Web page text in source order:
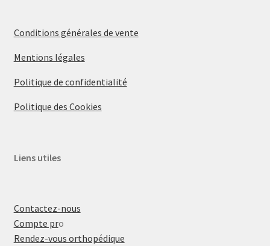
Conditions générales de vente
Mentions légales
Politique de confidentialité
Politique des Cookies
Liens utiles
Contactez-nous
Compte pro
Rendez-vous orthopédique